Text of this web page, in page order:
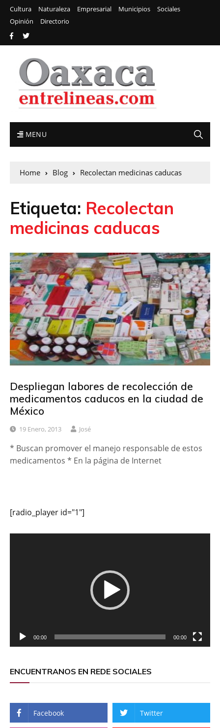
Cultura Naturaleza Empresarial Municipios
Sociales
Opinión
Directorio
MENU
Home Blog Recolectan medicinas caducas
Etiqueta: Recolectan
medicinas caducas
Despliegan labores de recolección de
medicamentos caducos en la ciudad de
México
19 Enero, 2013 José
* Buscan promover el manejo responsable de estos
medicamentos * En la página de Internet
[radio_player id="1"]
00:00 00:00
ENCUENTRANOS EN REDE SOCIALES
Facebook Twitter